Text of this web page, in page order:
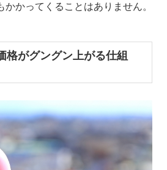
かってくることはありません。
格がグングン上がる仕組